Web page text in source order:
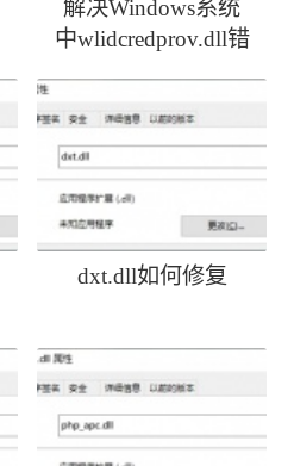
解决Windows系统
中wlidcredprov.dll错
dxt.dll如何修复